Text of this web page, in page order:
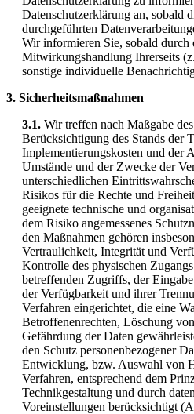
Datenschutzerklärung an, sobald
durchgeführten
Wir informieren Sie, sobald durch
Mitwirkungshandlung Ihrerseits
sonstige individuelle
3. Sicherheitsmaßnahmen
3.1. Wir treffen nach Maßgabe
Berücksichtigung des Stands der
Implementierungskosten und der
Umstände und der Zwecke der
unterschiedlichen
Risikos für die Rechte und
geeignete technische und
dem Risiko angemessenes
den Maßnahmen gehören
Vertraulichkeit, Integrität und
Kontrolle des physischen
betreffenden Zugriffs, der
der Verfügbarkeit und ihrer
Verfahren eingerichtet, die eine
Betroffenenrechten, Löschung
Gefährdung der Daten
den Schutz personenbezogener
Entwicklung, bzw. Auswahl von
Verfahren, entsprechend dem
Technikgestaltung und durch
Voreinstellungen berücksichtigt